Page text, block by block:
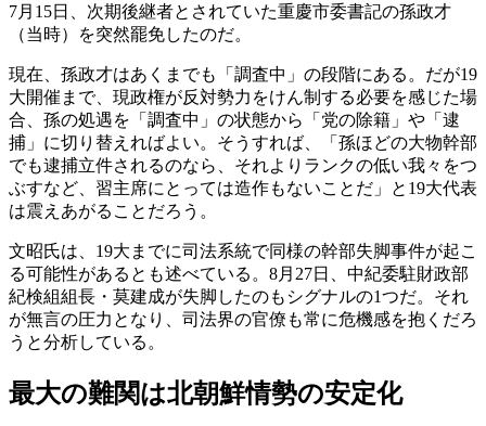
7月15日、次期後継者とされていた重慶市委書記の孫政才
（当時）を突然罷免したのだ。
現在、孫政才はあくまでも「調査中」の段階にある。だが19
大開催まで、現政権が反対勢力をけん制する必要を感じた場
合、孫の処遇を「調査中」の状態から「党の除籍」や「逮
捕」に切り替えればよい。そうすれば、「孫ほどの大物幹部
でも逮捕立件されるのなら、それよりランクの低い我々をつ
ぶすなど、習主席にとっては造作もないことだ」と19大代表
は震えあがることだろう。
文昭氏は、19大までに司法系統で同様の幹部失脚事件が起こ
る可能性があるとも述べている。8月27日、中紀委駐財政部
紀検組組長・莫建成が失脚したのもシグナルの1つだ。それ
が無言の圧力となり、司法界の官僚も常に危機感を抱くだろ
うと分析している。
最大の難関は北朝鮮情勢の安定化